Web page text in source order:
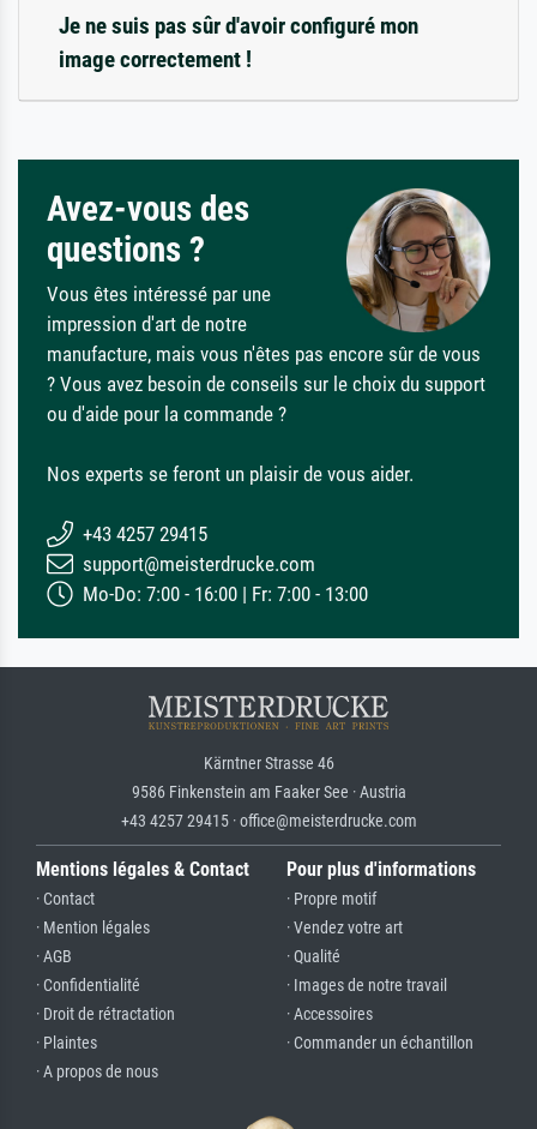
Je ne suis pas sûr d'avoir configuré mon
image correctement !
Avez-vous des
questions ?
Vous êtes intéressé par une
impression d'art de notre
manufacture, mais vous n'êtes pas encore sûr de vous
? Vous avez besoin de conseils sur le choix du support
ou d'aide pour la commande ?
Nos experts se feront un plaisir de vous aider.
+43 4257 29415
support@meisterdrucke.com
Mo-Do: 7:00 - 16:00 | Fr: 7:00 - 13:00
Kärntner Strasse 46
9586 Finkenstein am Faaker See · Austria
+43 4257 29415 · office@meisterdrucke.com
Mentions légales & Contact
· Contact
· Mention légales
· AGB
· Confidentialité
· Droit de rétractation
· Plaintes
· A propos de nous
Pour plus d'informations
· Propre motif
· Vendez votre art
· Qualité
· Images de notre travail
· Accessoires
· Commander un échantillon